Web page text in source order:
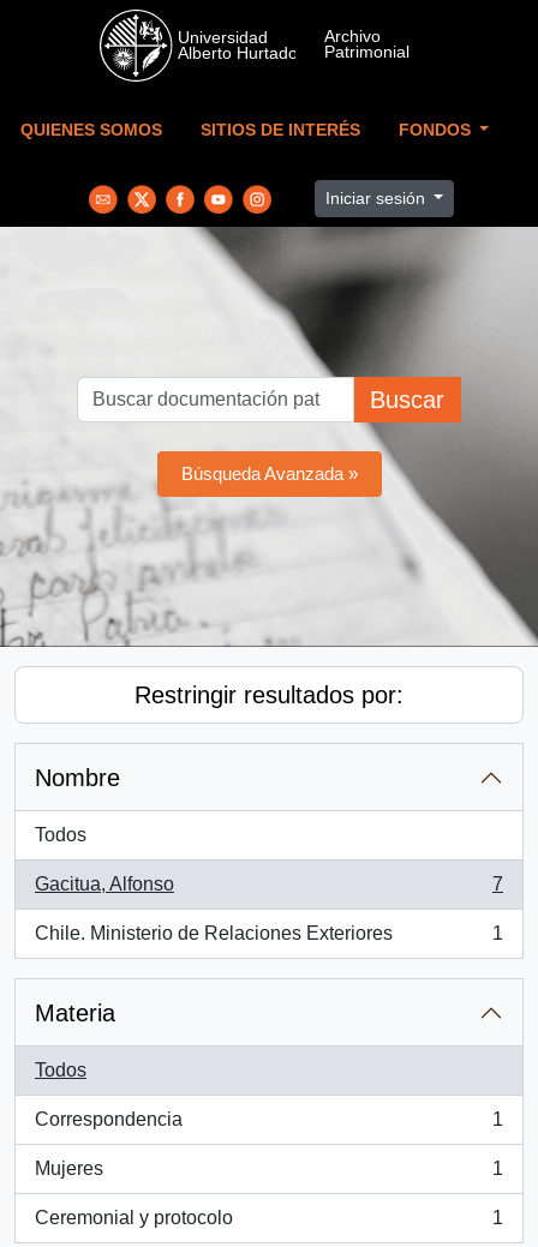
Skip to main content
QUIENES SOMOS SITIOS DE INTERÉS FONDOS
Iniciar sesión
Buscar
Búsqueda Avanzada »
Restringir resultados por:
Nombre
Todos
Gacitua, Alfonso
, 7 resultados
7
Chile. Ministerio de Relaciones Exteriores
, 1 resultados
1
Materia
Todos
Correspondencia
, 1 resultados
1
Mujeres
, 1 resultados
1
Ceremonial y protocolo
, 1 resultados
1